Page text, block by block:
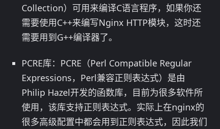
Collection）可用来编译C语言程序，如果你还
需要使用C++来编写Nginx HTTP模块，这时还
需要用到G++编译器了。
PCRE库：PCRE（Perl Compatible Regular
Expressions，Perl兼容正则表达式）是由
Philip Hazel开发的函数库，目前为很多软件所
使用，该库支持正则表达式。实际上在nginx的
很多高级配置中都会用到正则表达式，因此我们